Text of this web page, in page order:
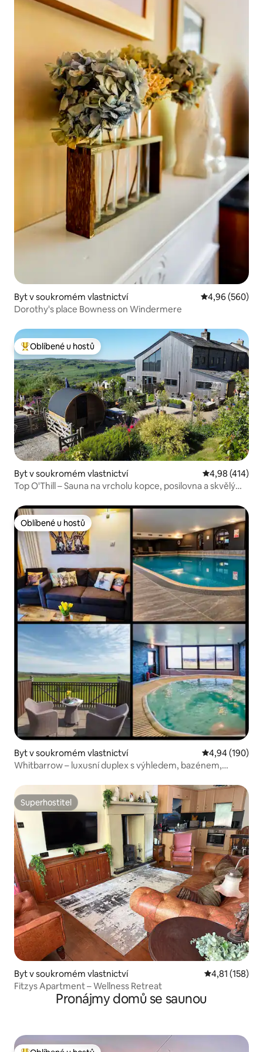
Byt v soukromém vlastnictví Průměrné
4,96 (560)
Dorothy's place Bowness on Windermere
Nejlepší v kategorii Oblíbené u hostů
Oblíbené u hostů
Byt v soukromém vlastnictví Průměrné
4,98 (414)
Top O'Thill – Sauna na vrcholu kopce, posilovna a skvělý
Oblíbené u hostů
Oblíbené u hostů
Byt v soukromém vlastnictví Průměrné
4,94 (190)
Whitbarrow – luxusní duplex s výhledem, bazénem,
Superhostitel
Superhostitel
Byt v soukromém vlastnictví Průměrné
4,81 (158)
Fitzys Apartment – Wellness Retreat
Pronájmy domů se saunou